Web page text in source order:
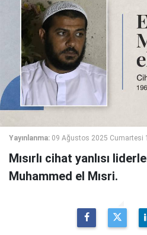
Yayınlanma: 09 Ağustos 2025 Cumartesi
Mısırlı cihat yanlısı
Muhammed el Mısri.